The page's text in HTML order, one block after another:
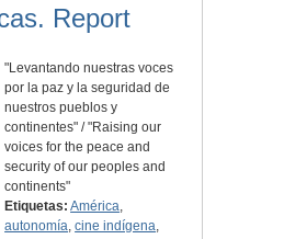
Report
"Levantando nuestras voces
por la paz y la seguridad de
nuestros pueblos y
continentes" / "Raising our
voices for the peace and
security of our peoples and
continents"
Etiquetas: América,
autonomía,cine indígena,